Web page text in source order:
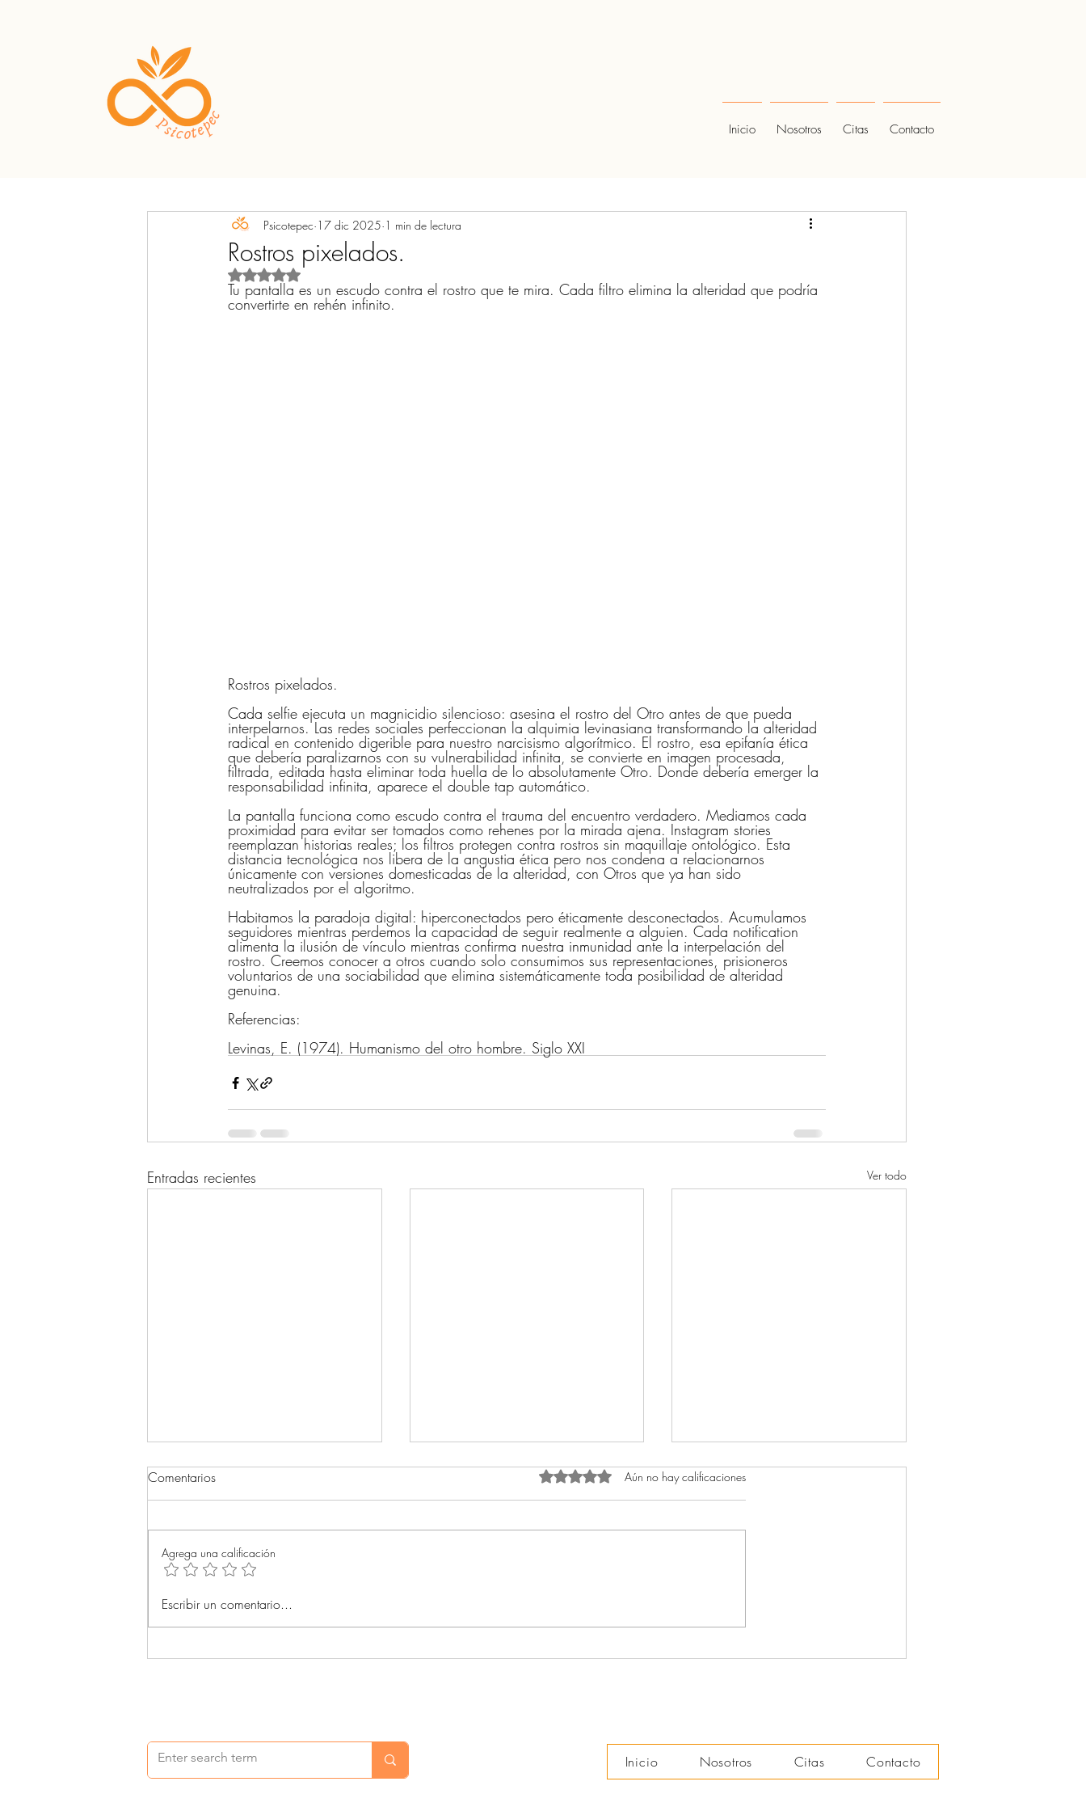
Inicio Nosotros Citas Contacto
Rostros pixelados.
Psicotepec 17 dic 2025 1 min de lectura
Obtuvo NaN de 5 estrellas.
Tu pantalla es un escudo contra el rostro que te mira. Cada filtro elimina la alteridad que podría
convertirte en rehén infinito.
Rostros pixelados.
Cada selfie ejecuta un magnicidio silencioso: asesina el rostro del Otro antes de que pueda
interpelarnos. Las redes sociales perfeccionan la alquimia levinasiana transformando la alteridad
radical en contenido digerible para nuestro narcisismo algorítmico. El rostro, esa epifanía ética
que debería paralizarnos con su vulnerabilidad infinita, se convierte en imagen procesada,
filtrada, editada hasta eliminar toda huella de lo absolutamente Otro. Donde debería emerger la
responsabilidad infinita, aparece el double tap automático.
La pantalla funciona como escudo contra el trauma del encuentro verdadero. Mediamos cada
proximidad para evitar ser tomados como rehenes por la mirada ajena. Instagram stories
reemplazan historias reales; los filtros protegen contra rostros sin maquillaje ontológico. Esta
distancia tecnológica nos libera de la angustia ética pero nos condena a relacionarnos
únicamente con versiones domesticadas de la alteridad, con Otros que ya han sido
neutralizados por el algoritmo.
Habitamos la paradoja digital: hiperconectados pero éticamente desconectados. Acumulamos
seguidores mientras perdemos la capacidad de seguir realmente a alguien. Cada notification
alimenta la ilusión de vínculo mientras confirma nuestra inmunidad ante la interpelación del
rostro. Creemos conocer a otros cuando solo consumimos sus representaciones, prisioneros
voluntarios de una sociabilidad que elimina sistemáticamente toda posibilidad de alteridad
genuina.
Referencias:
Levinas, E. (1974). Humanismo del otro hombre. Siglo XXI
Entradas recientes Ver todo
Acompañantes terapéuticos (4)
Comentarios Obtuvo 0 de 5 estrellas.
Aún no hay calificaciones
Agrega una calificación
Escribir un comentario...
Inicio Nosotros Citas Contacto